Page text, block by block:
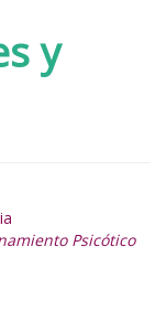
y
Psicótico